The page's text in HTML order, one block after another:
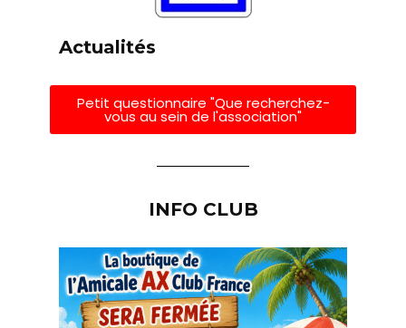
Actualités
Petit questionnaire "Que recherchez-
vous au sein de l'association"
INFO CLUB